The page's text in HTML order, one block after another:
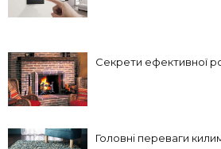
Секрети ефективної
Головні переваги